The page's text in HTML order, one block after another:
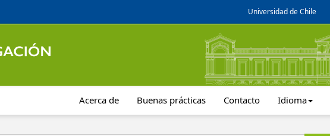
Universidad de Chile
Acerca de Buenas prácticas Contacto Idioma